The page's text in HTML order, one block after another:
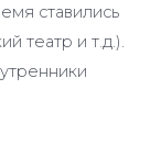
ставились
театр и т.д.).